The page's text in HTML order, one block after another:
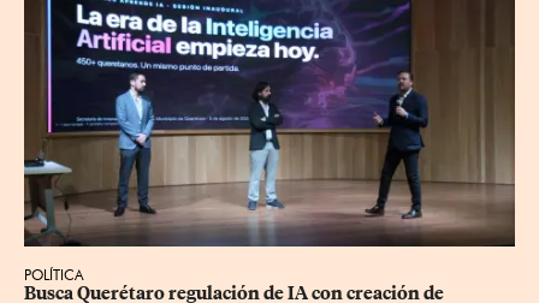
POLÍTICA
Busca Querétaro regulación de IA con creación de